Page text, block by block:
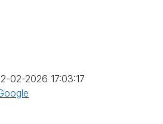
02-2026 17:03:17